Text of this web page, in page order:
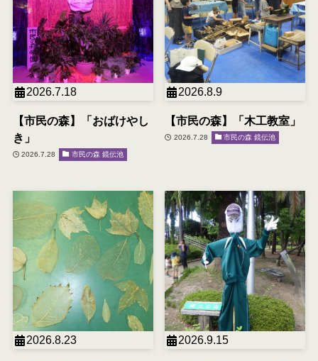
2026.7.18
【市民の森】「おばけやし
き」
2026.7.28 市民の森 鏡伝池
2026.8.9
【市民の森】「木工教室」
2026.7.28 市民の森 鏡伝池
2026.8.23 2026.9.15